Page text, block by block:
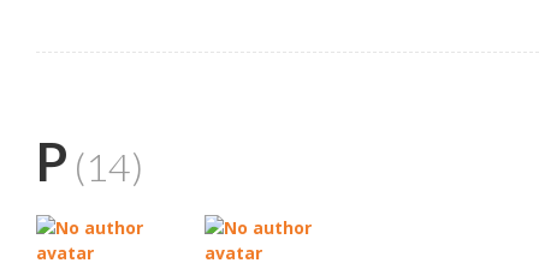
P (14)